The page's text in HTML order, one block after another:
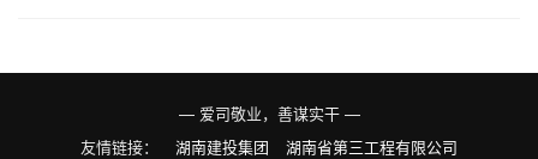
— 爱司敬业，善谋实干 —
友情链接：
湖南建投集团 湖南省第三工程有限公司